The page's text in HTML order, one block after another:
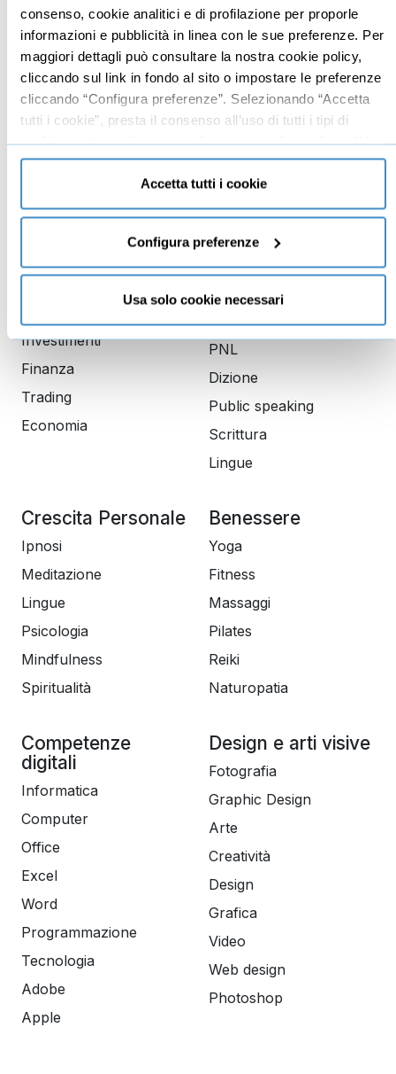
consenso, cookie analitici e di profilazione per proporle
informazioni e pubblicità in linea con le sue preferenze. Per
maggiori dettagli può consultare la nostra cookie policy,
cliccando sul link in fondo al sito o impostare le preferenze
cliccando “Configura preferenze”. Selezionando “Accetta
tutti i cookie”, presta il consenso all’uso di tutti i tipi di
cookie mentre può revocare il consenso cliccando su “Usa
solo cookie necessari” e saranno attivati i soli cookie
tecnici necessari al corretto funzionamento del sito.
Accetta tutti i cookie
Configura preferenze
Usa solo cookie necessari
Imprenditoria
Risorse Umane
Vendita
Branding
Leadership
Produttività
Gestione aziendale
Social media manager
E-commerce
Data analyst
Investimenti
Finanza
Trading
Economia
Comunicazione
Copywriting
PNL
Dizione
Public speaking
Scrittura
Lingue
Crescita Personale
Ipnosi
Meditazione
Lingue
Psicologia
Mindfulness
Spiritualità
Benessere
Yoga
Fitness
Massaggi
Pilates
Reiki
Naturopatia
Competenze
digitali
Informatica
Computer
Office
Excel
Word
Programmazione
Tecnologia
Adobe
Apple
Design e arti visive
Fotografia
Graphic Design
Arte
Creatività
Design
Grafica
Video
Web design
Photoshop